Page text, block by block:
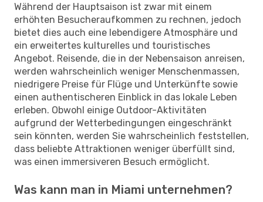
Während der Hauptsaison ist zwar mit einem
erhöhten Besucheraufkommen zu rechnen, jedoch
bietet dies auch eine lebendigere Atmosphäre und
ein erweitertes kulturelles und touristisches
Angebot. Reisende, die in der Nebensaison anreisen,
werden wahrscheinlich weniger Menschenmassen,
niedrigere Preise für Flüge und Unterkünfte sowie
einen authentischeren Einblick in das lokale Leben
erleben. Obwohl einige Outdoor-Aktivitäten
aufgrund der Wetterbedingungen eingeschränkt
sein könnten, werden Sie wahrscheinlich feststellen,
dass beliebte Attraktionen weniger überfüllt sind,
was einen immersiveren Besuch ermöglicht.
Was kann man in Miami unternehmen?